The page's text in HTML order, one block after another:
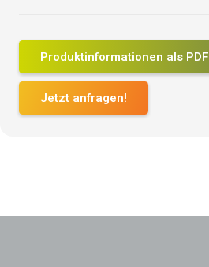
Produktinformationen als PDF
Jetzt anfragen!